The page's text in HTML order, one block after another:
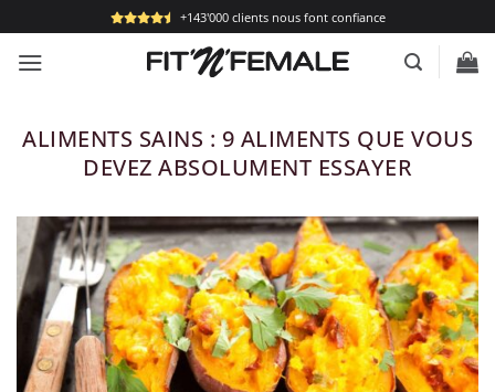
au
contenu
+143'000 clients nous font confiance
ALIMENTS SAINS : 9 ALIMENTS QUE VOUS
DEVEZ ABSOLUMENT ESSAYER